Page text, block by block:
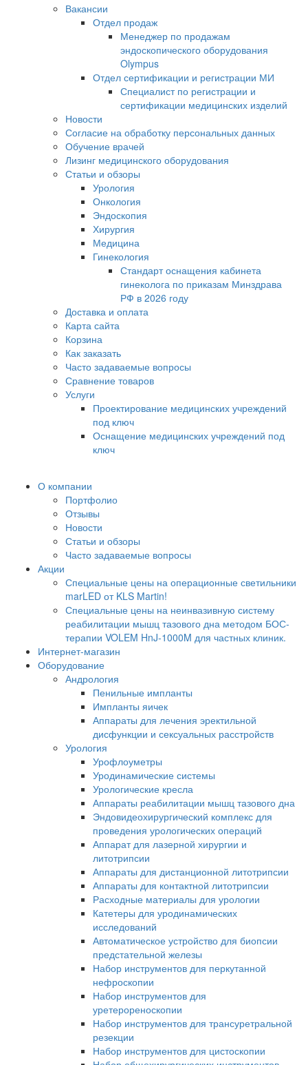
Вакансии
Отдел продаж
Менеджер по продажам
эндоскопического оборудования
Olympus
Отдел сертификации и регистрации МИ
Специалист по регистрации и
сертификации медицинских изделий
Новости
Согласие на обработку персональных данных
Обучение врачей
Лизинг медицинского оборудования
Статьи и обзоры
Урология
Онкология
Эндоскопия
Хирургия
Медицина
Гинекология
Стандарт оснащения кабинета
гинеколога по приказам Минздрава
РФ в 2026 году
Доставка и оплата
Карта сайта
Корзина
Как заказать
Часто задаваемые вопросы
Сравнение товаров
Услуги
Проектирование медицинских учреждений
под ключ
Оснащение медицинских учреждений под
ключ
О компании
Портфолио
Отзывы
Новости
Статьи и обзоры
Часто задаваемые вопросы
Акции
Специальные цены на операционные светильники
marLED от KLS Martin!
Специальные цены на неинвазивную систему
реабилитации мышц тазового дна методом БОС-
терапии VOLEM HnJ-1000M для частных клиник.
Интернет-магазин
Оборудование
Андрология
Пенильные импланты
Импланты яичек
Аппараты для лечения эректильной
дисфункции и сексуальных расстройств
Урология
Урофлоуметры
Уродинамические системы
Урологические кресла
Аппараты реабилитации мышц тазового дна
Эндовидеохирургический комплекс для
проведения урологических операций
Аппарат для лазерной хирургии и
литотрипсии
Аппараты для дистанционной литотрипсии
Аппараты для контактной литотрипсии
Расходные материалы для урологии
Катетеры для уродинамических
исследований
Автоматическое устройство для биопсии
предстательной железы
Набор инструментов для перкутанной
нефроскопии
Набор инструментов для
уретерореноскопии
Набор инструментов для трансуретральной
резекции
Набор инструментов для цистоскопии